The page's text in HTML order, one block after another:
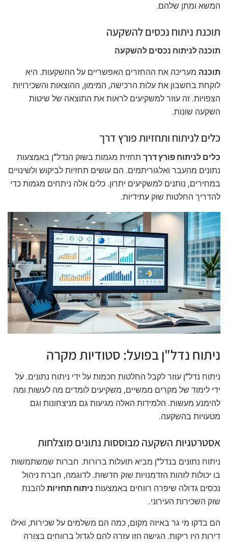
המשא ומתן שלהם.
תוכנת ניתוח נכסים להשקעה
תוכנה לניתוח נכסים להשקעה
תוכנה מעריכה את ההחזרים האפשריים על ההשקעות. היא
לוקחת בחשבון את עלות הרכישה, המימון, ההוצאות והשכירויות
הצפויות. זה עוזר למשקיעים לראות את התוצאה של שיטות
השקעה שונות.
כלים לניתוח ותחזיות פורץ דרך
כלים לניתוח פורץ דרך תחזית מגמות בשוק הנדל"ן באמצעות
נתונים מהעבר ואלגוריתמים. הם עושים תחזיות לביקוש ולשינויים
במחירים, נותנים למשקיעים יתרון. כלים אלה ניתחים מגמות כדי
להדריך החלטות שוק עתידיות.
ניתוח נדל"ן בפועל: סטודיות מקרה
ניתוח נדל"ן עוזר לקבל החלטות חכמות על ידי ניתוח נתונים. על
ידי לימוד של מקרים ממשיים, משקיעים לומדים מה לעשות ומה
להימנע מעשות. הלמידות האלה מגיעות גם מניצחונות וגם
מטעויות בהשקעה.
אסטרטגיות השקעה מבוססות נתונים מוצלחות
ניתוח נתונים בנדל"ן מביא תועלות ברורות. חברות שמשתמשות
בו יכולות לזהות הזדמנויות שוק חדשות. לדוגמה, חברת ניהול
נכסים גדולה שיפרה רווחים באמצעות ניתוח תחזיותלהבנת
שוק השכירות העירוני.
הם בדקו מי גר באיזה מקום, כמה הם משלמים על שכירות, ואילו
דירות היו ריקות. הגישה הזו עזרה להם לגדול ברווחים בצורה